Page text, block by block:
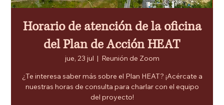
Horario de atención de la oficina
del Plan de Acción HEAT
jue, 23 jul
  |
Reunión de Zoom
¿Te interesa saber más sobre el Plan HEAT? ¡Acércate a
nuestras horas de consulta para charlar con el equipo
del proyecto!